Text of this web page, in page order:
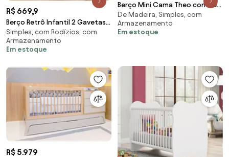
R$ 669,9
Berço Retrô Infantil 2 Gavetas e
2 Regulagens - Branco
Simples, com Rodízios, com
Armazenamento
Em estoque
Berço Mini Cama Theo com Pés
Square Mel - Branco Fosco
De Madeira, Simples, com
Armazenamento
Em estoque
R$ 5.979